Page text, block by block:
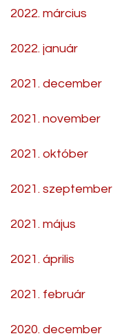
2022. március
2022. január
2021. december
2021. november
2021. október
2021. szeptember
2021. május
2021. április
2021. február
2020. december